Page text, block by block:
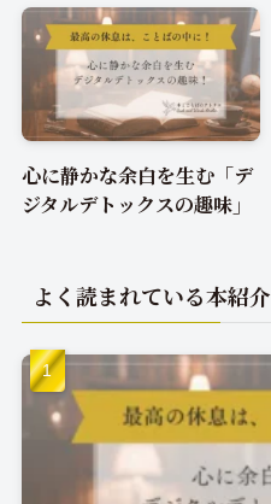
心に静かな余白を生む「デ
ジタルデトックスの趣味」
よく読まれている本紹介